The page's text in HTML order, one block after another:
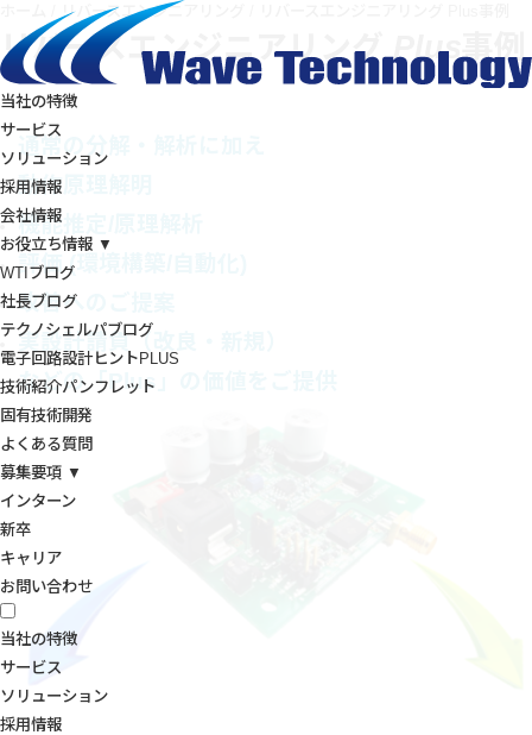
当社の特徴
サービス
ソリューション
採用情報
会社情報
お役立ち情報 ▼
WTIブログ
社長ブログ
テクノシェルパブログ
電子回路設計ヒントPLUS
技術紹介パンフレット
固有技術開発
よくある質問
募集要項 ▼
インターン
新卒
キャリア
お問い合わせ
当社の特徴
サービス
ソリューション
採用情報
リバースエンジニアリング
リバースエンジニアリングPlus事例
通常の分解・解析に加え
動作原理解明
機能推定/原理解析
評価 (環境構築/自動化)
改善へのご提案
実設計請負（改良・新規）
などの「Plus」の価値をご提供